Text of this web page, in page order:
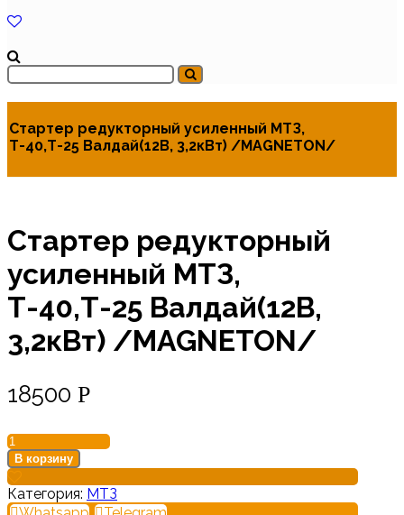
Стартер редукторный усиленный МТЗ,
Т-40,Т-25 Валдай(12В, 3,2кВт) /MAGNETON/
Стартер редукторный
усиленный МТЗ,
Т-40,Т-25 Валдай(12В,
3,2кВт) /MAGNETON/
18500 Р
Количество
товара
Стартер
редукторный
усиленный
В корзину
Категория: МТЗ